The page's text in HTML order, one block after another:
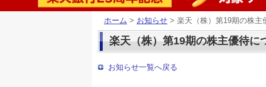
ホーム > お知らせ > 楽天（株）第19期の株主
楽天（株）第19期の株主優待に
お知らせ一覧へ戻る